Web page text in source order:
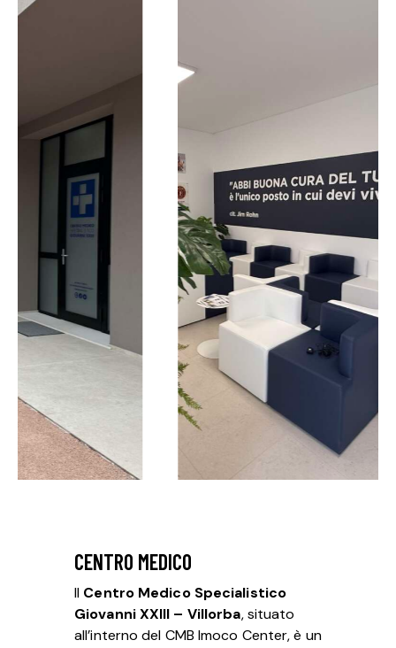
CENTRO MEDICO
Il Centro Medico Specialistico
Giovanni XXIII – Villorba, situato
all’interno del CMB Imoco Center, è un